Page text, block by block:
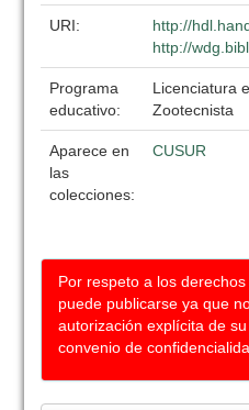
URI:
http://
http://
Programa
educativo:
Licenciatura
Zootecnista
Aparece en
las
colecciones:
CUSUR
Por respeto a los
puede publicarse ya que
autorización explícita de
convenio de